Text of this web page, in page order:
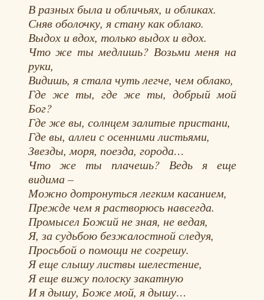
В разных была и обличьях, и обликах.
Сняв оболочку, я стану как облако.
Выдох и вдох, только выдох и вдох.
Что же ты медлишь? Возьми меня на
руки,
Видишь, я стала чуть легче, чем облако,
Где же ты, где же ты, добрый мой
Бог?
Где же вы, солнцем залитые пристани,
Где вы, аллеи с осенними листьями,
Звезды, моря, поезда, города…
Что же ты плачешь? Ведь я еще
видима –
Можно дотронуться легким касанием,
Прежде чем я растворюсь навсегда.
Промысел Божий не зная, не ведая,
Я, за судьбою безжалостной следуя,
Просьбой о помощи не согрешу.
Я еще слышу листвы шелестение,
Я еще вижу полоску закатную
И я дышу, Боже мой, я дышу…